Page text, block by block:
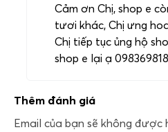
Cảm ơn Chị, shop e
tươi khác, Chị ưng
Chị tiếp tục ủng hộ
shop e lại ạ
Thêm đánh giá
Email của bạn sẽ không được